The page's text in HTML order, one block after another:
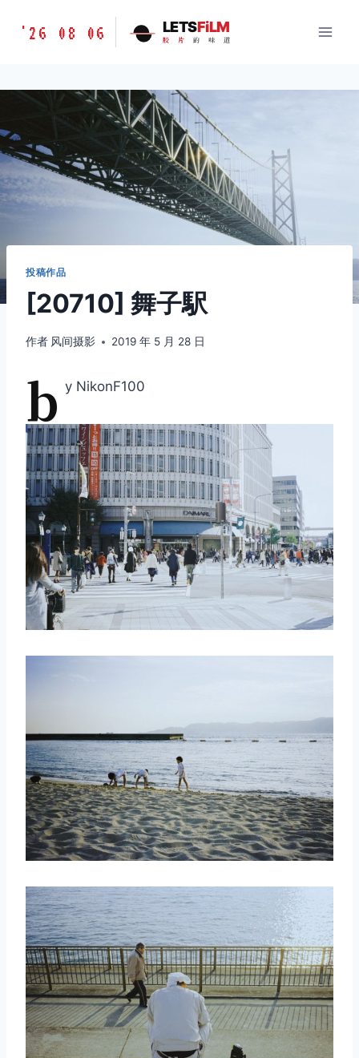
胶
味
LETSFILM
'26 08 06 LETSFiLM
胶 片 的 味 道
投稿作品
[20710] 舞子駅
作者 风间摄影 2019 年 5 月 28 日
b y NikonF100